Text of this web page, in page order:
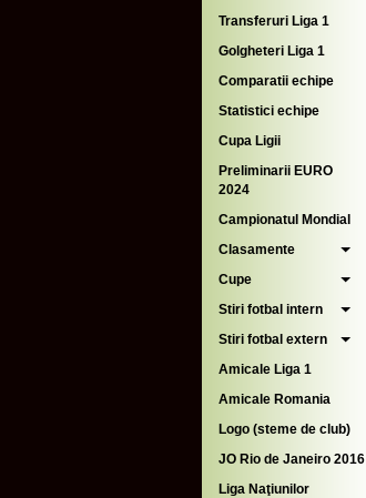
Transferuri Liga 1
Golgheteri Liga 1
Comparatii echipe
Statistici echipe
Cupa Ligii
Preliminarii EURO
2024
Campionatul Mondial
Clasamente
Cupe
Stiri fotbal intern
Stiri fotbal extern
Amicale Liga 1
Amicale Romania
Logo (steme de club)
JO Rio de Janeiro 2016
Liga Naţiunilor